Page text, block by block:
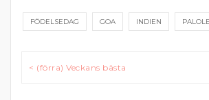
FÖDELSEDAG GOA INDIEN
Inläggsnavigering
< (förra) Veckans bästa